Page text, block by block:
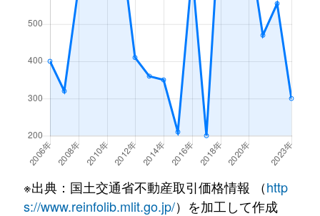
※出典：国土交通省不動産取引価格情報 （http
s://www.reinfolib.mlit.go.jp/）を加工して作成